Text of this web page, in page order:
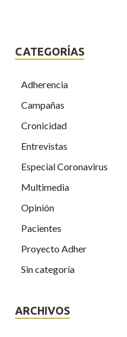
CATEGORÍAS
Adherencia
Campañas
Cronicidad
Entrevistas
Especial Coronavirus
Multimedia
Opinión
Pacientes
Proyecto Adher
Sin categoría
ARCHIVOS